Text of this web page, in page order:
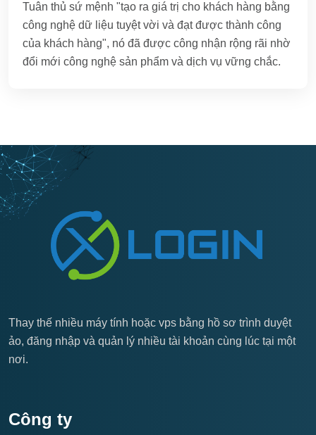
Tuân thủ sứ mệnh "tạo ra giá trị cho khách hàng bằng
công nghệ dữ liệu tuyệt vời và đạt được thành công
của khách hàng", nó đã được công nhận rộng rãi nhờ
đổi mới công nghệ sản phẩm và dịch vụ vững chắc.
Thay thế nhiều máy tính hoặc vps bằng hồ sơ trình duyệt
ảo, đăng nhập và quản lý nhiều tài khoản cùng lúc tại một
nơi.
Công ty